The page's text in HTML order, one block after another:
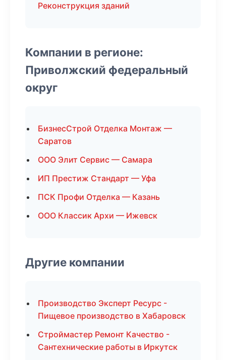
Реконструкция зданий
Компании в регионе:
Приволжский федеральный
округ
БизнесСтрой Отделка Монтаж —
Саратов
ООО Элит Сервис — Самара
ИП Престиж Стандарт — Уфа
ПСК Профи Отделка — Казань
ООО Классик Архи — Ижевск
Другие компании
Производство Эксперт Ресурс -
Пищевое производство в Хабаровск
Строймастер Ремонт Качество -
Сантехнические работы в Иркутск